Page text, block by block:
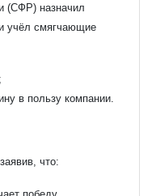
(СФР) назначил
учёл смягчающие
в пользу компании.
что: